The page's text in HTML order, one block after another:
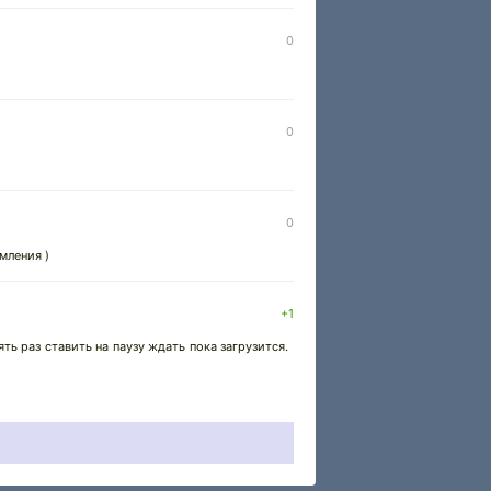
0
0
0
)
+1
ставить на паузу ждать пока загрузится.